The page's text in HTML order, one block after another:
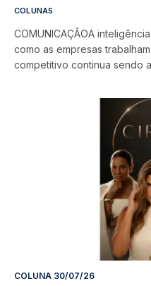
COLUNAS
COMUNICAÇÃOA
como as empresas
competitivo continua sendo
COLUNA 30/07/26